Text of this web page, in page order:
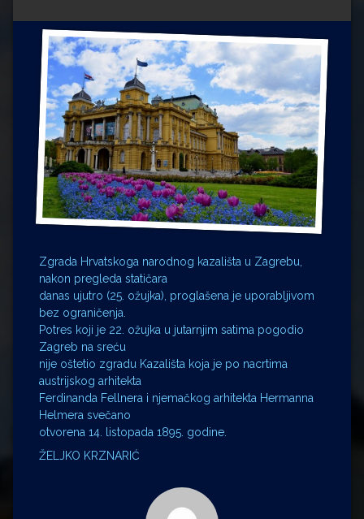
Drugi autori
Drugi autori
Matea Andrić
Ljiljana Lekanić-Kljaić
Željko Krznarić
Mario Lovreković
Zgrada Hrvatskoga narodnog kazališta u Zagrebu,
nakon pregleda statičara
danas ujutro (25. ožujka), proglašena je uporabljivom
bez ograničenja.
Potres koji je 22. ožujka u jutarnjim satima pogodio
Zagreb na sreću
nije oštetio zgradu Kazališta koja je po nacrtima
austrijskog arhitekta
Ferdinanda Fellnera i njemačkog arhitekta Hermanna
Helmera svečano
otvorena 14. listopada 1895. godine.
ŽELJKO KRZNARIĆ